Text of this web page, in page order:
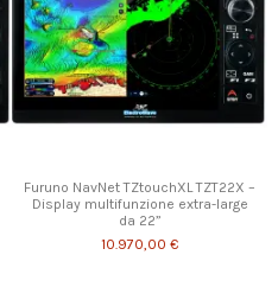
Furuno NavNet TZtouchXL TZT22X –
Display multifunzione extra-large
da 22”
10.970,00 €